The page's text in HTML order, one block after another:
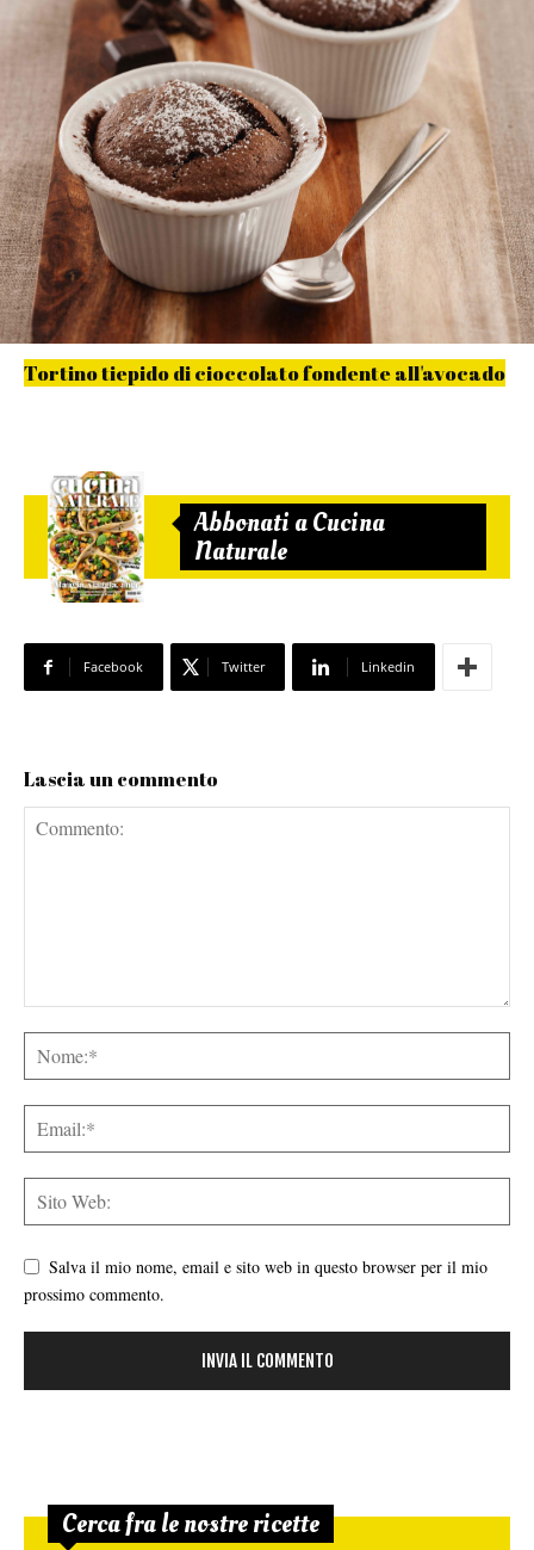
Tortino tiepido di cioccolato fondente all'avocado
Abbonati a Cucina
Naturale
Facebook Twitter Linkedin
Lascia un commento
Salva il mio nome, email e sito web in questo browser per il mio
prossimo commento.
Cerca fra le nostre ricette